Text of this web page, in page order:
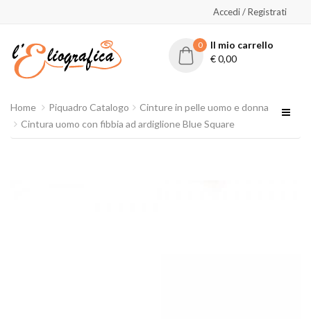
Accedi / Registrati
0
Il mio carrello
€0,00
Home Piquadro Catalogo
Cinture in pelle uomo e donna
Cintura uomo con fibbia ad ardiglione Blue Square